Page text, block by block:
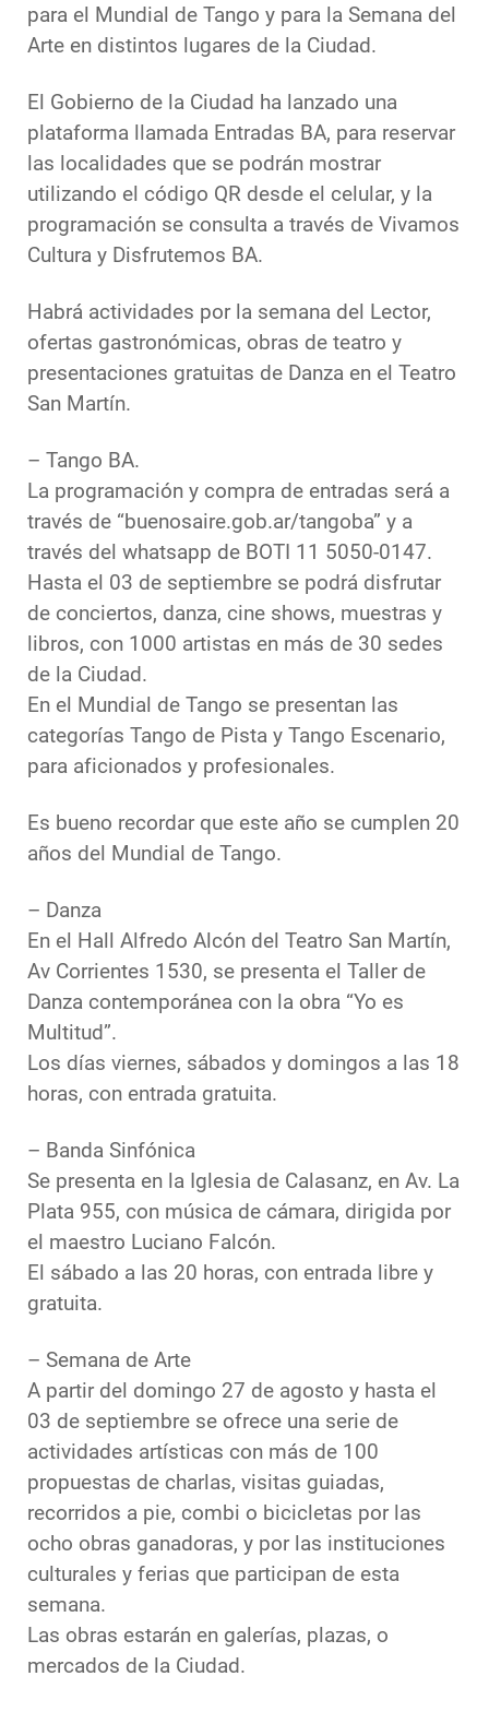
para el Mundial de Tango y para la Semana del
Arte en distintos lugares de la Ciudad.
El Gobierno de la Ciudad ha lanzado una
plataforma llamada Entradas BA, para reservar
las localidades que se podrán mostrar
utilizando el código QR desde el celular, y la
programación se consulta a través de Vivamos
Cultura y Disfrutemos BA.
Habrá actividades por la semana del Lector,
ofertas gastronómicas, obras de teatro y
presentaciones gratuitas de Danza en el Teatro
San Martín.
– Tango BA.
La programación y compra de entradas será a
través de “buenosaire.gob.ar/tangoba” y a
través del whatsapp de BOTI 11 5050-0147.
Hasta el 03 de septiembre se podrá disfrutar
de conciertos, danza, cine shows, muestras y
libros, con 1000 artistas en más de 30 sedes
de la Ciudad.
En el Mundial de Tango se presentan las
categorías Tango de Pista y Tango Escenario,
para aficionados y profesionales.
Es bueno recordar que este año se cumplen 20
años del Mundial de Tango.
– Danza
En el Hall Alfredo Alcón del Teatro San Martín,
Av Corrientes 1530, se presenta el Taller de
Danza contemporánea con la obra “Yo es
Multitud”.
Los días viernes, sábados y domingos a las 18
horas, con entrada gratuita.
– Banda Sinfónica
Se presenta en la Iglesia de Calasanz, en Av. La
Plata 955, con música de cámara, dirigida por
el maestro Luciano Falcón.
El sábado a las 20 horas, con entrada libre y
gratuita.
– Semana de Arte
A partir del domingo 27 de agosto y hasta el
03 de septiembre se ofrece una serie de
actividades artísticas con más de 100
propuestas de charlas, visitas guiadas,
recorridos a pie, combi o bicicletas por las
ocho obras ganadoras, y por las instituciones
culturales y ferias que participan de esta
semana.
Las obras estarán en galerías, plazas, o
mercados de la Ciudad.